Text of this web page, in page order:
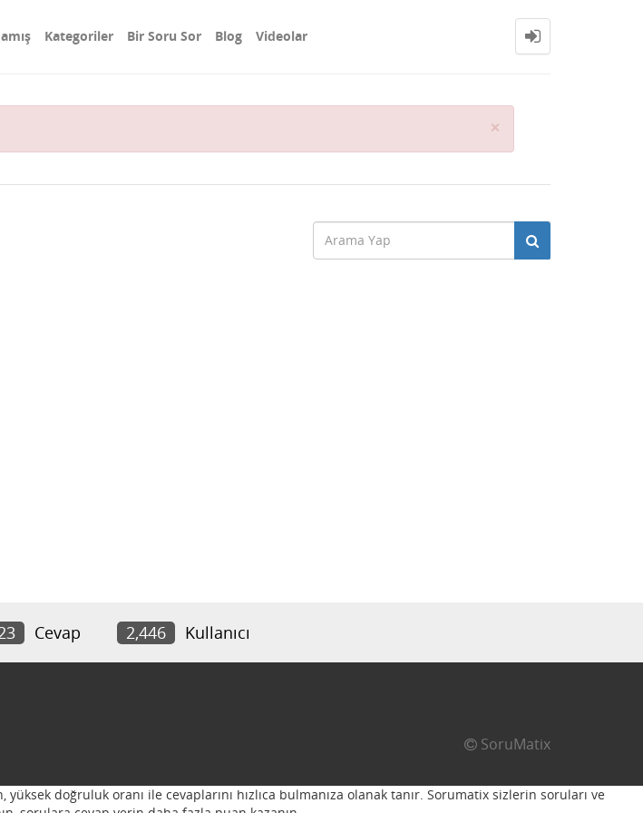
Kategoriler Bir Soru Sor Blog Videolar
×
Cevap 2,446 Kullanıcı
SoruMatix
doğruluk oranı ile cevaplarını hızlıca bulmanıza olanak tanır. Sorumatix sizlerin soruları ve